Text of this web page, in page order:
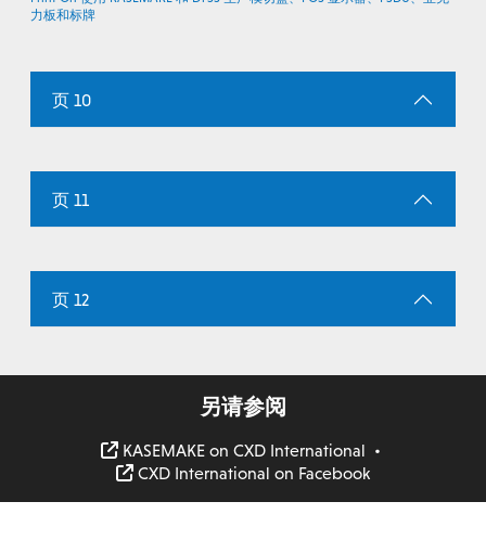
力板和标牌
页 10
页 11
页 12
另请参阅
KASEMAKE on CXD International •
CXD International on Facebook